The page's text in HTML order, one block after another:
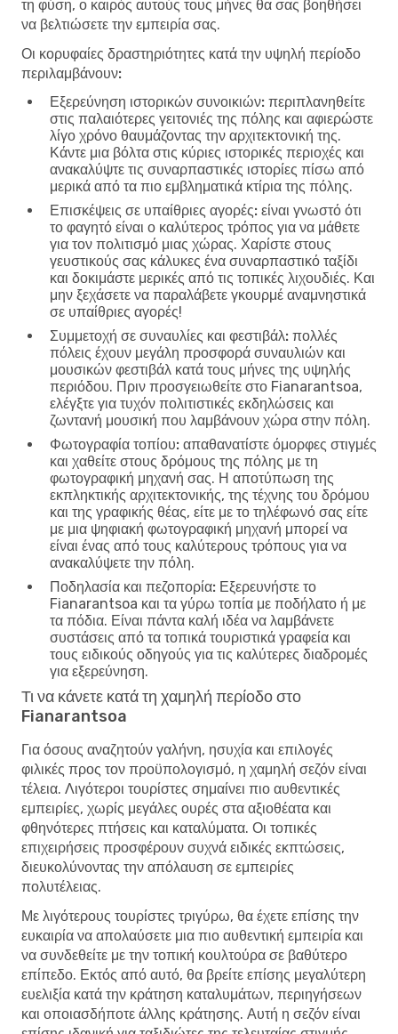
τη φύση, ο καιρός αυτούς τους μήνες θα σας βοηθήσει
να βελτιώσετε την εμπειρία σας.
Οι κορυφαίες δραστηριότητες κατά την υψηλή περίοδο
περιλαμβάνουν:
Εξερεύνηση ιστορικών συνοικιών: περιπλανηθείτε
στις παλαιότερες γειτονιές της πόλης και αφιερώστε
λίγο χρόνο θαυμάζοντας την αρχιτεκτονική της.
Κάντε μια βόλτα στις κύριες ιστορικές περιοχές και
ανακαλύψτε τις συναρπαστικές ιστορίες πίσω από
μερικά από τα πιο εμβληματικά κτίρια της πόλης.
Επισκέψεις σε υπαίθριες αγορές: είναι γνωστό ότι
το φαγητό είναι ο καλύτερος τρόπος για να μάθετε
για τον πολιτισμό μιας χώρας. Χαρίστε στους
γευστικούς σας κάλυκες ένα συναρπαστικό ταξίδι
και δοκιμάστε μερικές από τις τοπικές λιχουδιές. Και
μην ξεχάσετε να παραλάβετε γκουρμέ αναμνηστικά
σε υπαίθριες αγορές!
Συμμετοχή σε συναυλίες και φεστιβάλ: πολλές
πόλεις έχουν μεγάλη προσφορά συναυλιών και
μουσικών φεστιβάλ κατά τους μήνες της υψηλής
περιόδου. Πριν προσγειωθείτε στο Fianarantsoa,
ελέγξτε για τυχόν πολιτιστικές εκδηλώσεις και
ζωντανή μουσική που λαμβάνουν χώρα στην πόλη.
Φωτογραφία τοπίου: απαθανατίστε όμορφες στιγμές
και χαθείτε στους δρόμους της πόλης με τη
φωτογραφική μηχανή σας. Η αποτύπωση της
εκπληκτικής αρχιτεκτονικής, της τέχνης του δρόμου
και της γραφικής θέας, είτε με το τηλέφωνό σας είτε
με μια ψηφιακή φωτογραφική μηχανή μπορεί να
είναι ένας από τους καλύτερους τρόπους για να
ανακαλύψετε την πόλη.
Ποδηλασία και πεζοπορία: Εξερευνήστε το
Fianarantsoa και τα γύρω τοπία με ποδήλατο ή με
τα πόδια. Είναι πάντα καλή ιδέα να λαμβάνετε
συστάσεις από τα τοπικά τουριστικά γραφεία και
τους ειδικούς οδηγούς για τις καλύτερες διαδρομές
για εξερεύνηση.
Τι να κάνετε κατά τη χαμηλή περίοδο στο
Fianarantsoa
Για όσους αναζητούν γαλήνη, ησυχία και επιλογές
φιλικές προς τον προϋπολογισμό, η χαμηλή σεζόν είναι
τέλεια. Λιγότεροι τουρίστες σημαίνει πιο αυθεντικές
εμπειρίες, χωρίς μεγάλες ουρές στα αξιοθέατα και
φθηνότερες πτήσεις και καταλύματα. Οι τοπικές
επιχειρήσεις προσφέρουν συχνά ειδικές εκπτώσεις,
διευκολύνοντας την απόλαυση σε εμπειρίες
πολυτέλειας.
Με λιγότερους τουρίστες τριγύρω, θα έχετε επίσης την
ευκαιρία να απολαύσετε μια πιο αυθεντική εμπειρία και
να συνδεθείτε με την τοπική κουλτούρα σε βαθύτερο
επίπεδο. Εκτός από αυτό, θα βρείτε επίσης μεγαλύτερη
ευελιξία κατά την κράτηση καταλυμάτων, περιηγήσεων
και οποιασδήποτε άλλης κράτησης. Αυτή η σεζόν είναι